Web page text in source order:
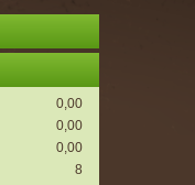
0,00
0,00
0,00
8